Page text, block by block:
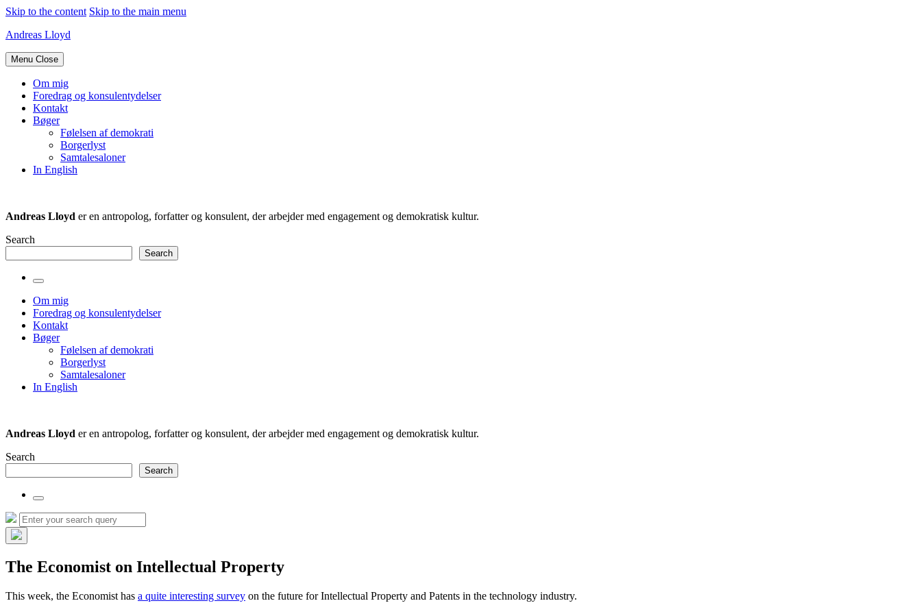
Skip to the content Skip to the main menu
Andreas Lloyd
Menu Close
Om mig
Foredrag og konsulentydelser
Kontakt
Bøger
Følelsen af demokrati
Borgerlyst
Samtalesaloner
In English
Andreas Lloyd er en antropolog, forfatter og konsulent, der arbejder med engagement og demokratisk kultur.
Search
Search
Toggle
the
search
field
Om mig
Foredrag og konsulentydelser
Kontakt
Bøger
Følelsen af demokrati
Borgerlyst
Samtalesaloner
In English
Andreas Lloyd er en antropolog, forfatter og konsulent, der arbejder med engagement og demokratisk kultur.
Search
Search
Toggle
the
search
Search
for:
Search
Hide
search
The Economist on Intellectual Property
This week, the Economist has a quite interesting survey on the future for Intellectual Property and Patents in the technology industry.